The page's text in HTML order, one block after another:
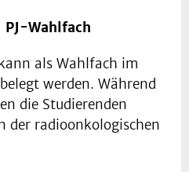
Wahlfach
als Wahlfach im
werden. Während
die Studierenden
der radioonkologischen